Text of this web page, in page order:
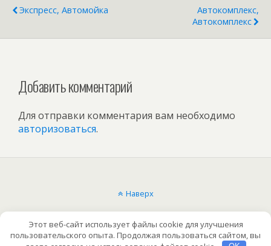
Экспресс, Автомойка
Автокомплекс,
Автокомплекс
Добавить комментарий
Для отправки комментария вам необходимо
авторизоваться.
Наверх
Мобильн. Компьютерная
Этот веб-сайт использует файлы cookie для улучшения
пользовательского опыта. Продолжая пользоваться сайтом, вы